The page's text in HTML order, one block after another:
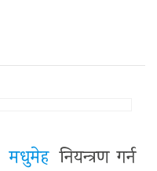
मधुमेह नियन्त्रण गर्न